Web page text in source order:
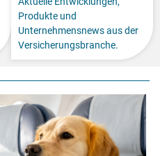
Produkte und
Unternehmensnews aus der
Versicherungsbranche.